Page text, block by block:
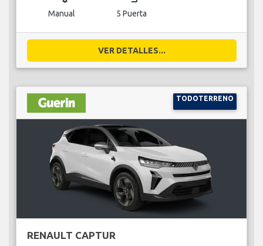
Manual 5 Puerta
VER DETALLES...
TODOTERRENO
RENAULT CAPTUR